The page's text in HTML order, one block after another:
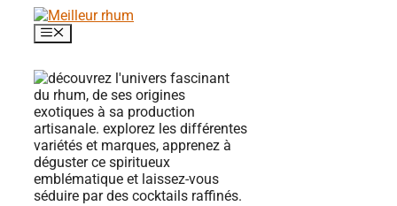
Přeskočit
obsah
Menu